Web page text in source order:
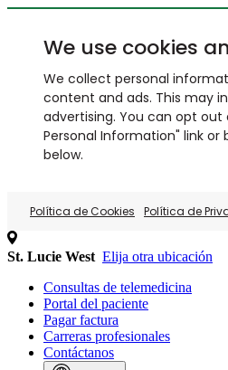
We use cookies
We collect personal
content and ads. This may
advertising. You can opt
Personal Information" link or
below.
Política de Cookies Política de
St. Lucie West Elija otra ubicación
Consultas de telemedicina
Portal del paciente
Pagar factura
Carreras profesionales
Contáctanos